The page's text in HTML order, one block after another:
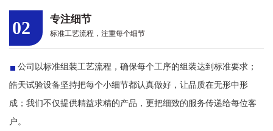
02 专注细节
标准工艺流程，注重每个细节
公司以标准组装工艺流程，确保每个工序的组装达到标准要求；
皓天试验设备坚持把每个小细节都认真做好，让品质在无形中形
成；我们不仅提供精益求精的产品，更把细致的服务传递给每位客
户。